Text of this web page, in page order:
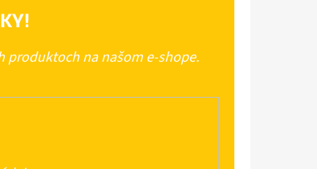
produktoch na našom e-shope.